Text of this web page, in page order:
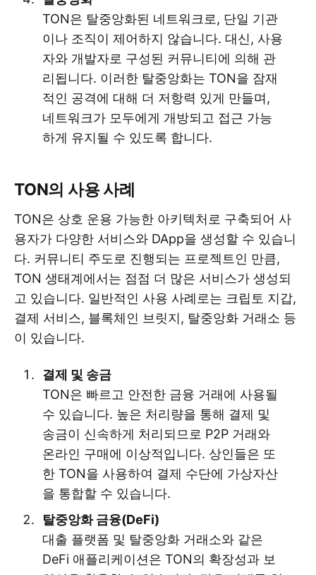
TON은 탈중앙화된 네트워크로, 단일 기관
이나 조직이 제어하지 않습니다. 대신, 사용
자와 개발자로 구성된 커뮤니티에 의해 관
리됩니다. 이러한 탈중앙화는 TON을 잠재
적인 공격에 대해 더 저항력 있게 만들며,
네트워크가 모두에게 개방되고 접근 가능
하게 유지될 수 있도록 합니다.
TON의 사용 사례
TON은 상호 운용 가능한 아키텍처로 구축되어 사
용자가 다양한 서비스와 DApp을 생성할 수 있습니
다. 커뮤니티 주도로 진행되는 프로젝트인 만큼,
TON 생태계에서는 점점 더 많은 서비스가 생성되
고 있습니다. 일반적인 사용 사례로는 크립토 지갑,
결제 서비스, 블록체인 브릿지, 탈중앙화 거래소 등
이 있습니다.
결제 및 송금
TON은 빠르고 안전한 금융 거래에 사용될
수 있습니다. 높은 처리량을 통해 결제 및
송금이 신속하게 처리되므로 P2P 거래와
온라인 구매에 이상적입니다. 상인들은 또
한 TON을 사용하여 결제 수단에 가상자산
을 통합할 수 있습니다.
탈중앙화 금융(DeFi)
대출 플랫폼 및 탈중앙화 거래소와 같은
DeFi 애플리케이션은 TON의 확장성과 보